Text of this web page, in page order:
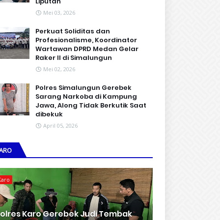
Mei 03, 2026
Perkuat Soliditas dan
Profesionalisme, Koordinator
Wartawan DPRD Medan Gelar
Raker II di Simalungun
Mei 02, 2026
Polres Simalungun Gerebek
Sarang Narkoba di Kampung
Jawa, Along Tidak Berkutik Saat
dibekuk
April 05, 2026
Karo Gerebek Judi Tembak